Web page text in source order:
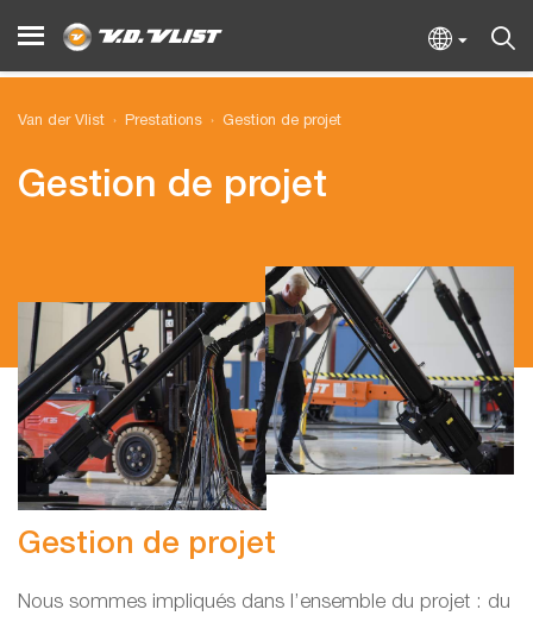
Van der Vlist Prestations Gestion de projet
Gestion de projet
Gestion de projet
Nous sommes impliqués dans l’ensemble du projet : du